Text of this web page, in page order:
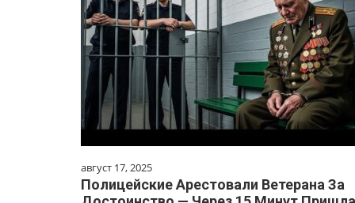
август 17, 2025
Полицейские Арестовали Ветерана За